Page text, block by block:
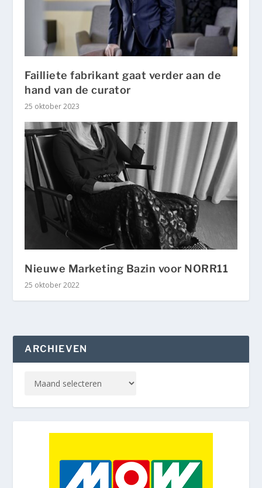
Failliete fabrikant gaat verder aan de
hand van de curator
25 oktober 2023
Nieuwe Marketing Bazin voor NORR11
25 oktober 2022
ARCHIEVEN